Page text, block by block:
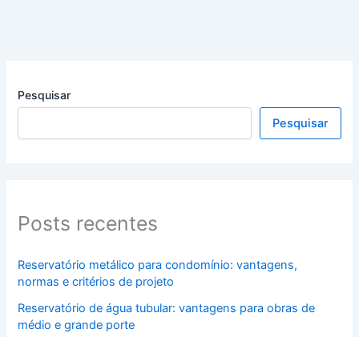
Pesquisar
Pesquisar
Posts recentes
Reservatório metálico para condomínio: vantagens,
normas e critérios de projeto
Reservatório de água tubular: vantagens para obras de
médio e grande porte